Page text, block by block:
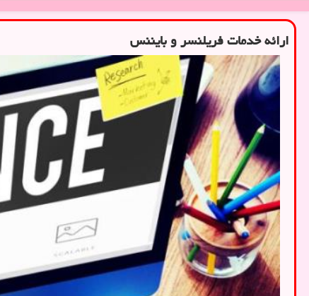
ارائه خدمات فریلنسر و بایننس